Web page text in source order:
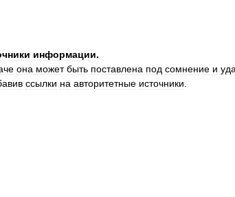
информации.
она может быть поставлена под сомнение и
ссылки на авторитетные источники